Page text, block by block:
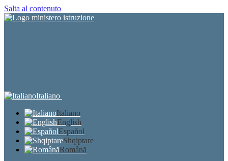
Salta al contenuto
Italiano
Italiano
English
Español
Shqiptare
Română